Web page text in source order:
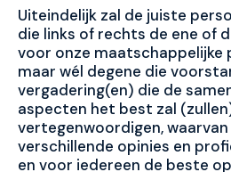
Uiteindelijk zal de juiste
die links of rechts de ene of
voor onze
maar wél degene die
vergadering(en) die de
aspecten het best zal
vertegenwoordigen,
verschillende opinies en
en voor iedereen de beste